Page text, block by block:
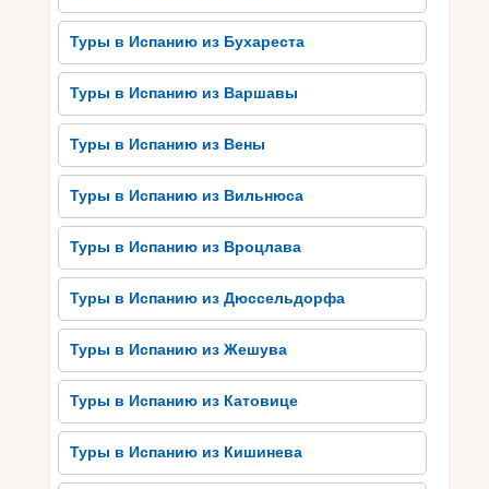
своей неповторимой красотой и оригинальными
формами. Другое место, которое следует
включить в маршрут, это Альказар в Севилье –
резиденция испанских королей с
великолепными садами и украшенной
керамикой. Культурное наследие Испании
также включает в себя национальную галерею
Прадо в Мадриде, сохранившуюся
средневековую архитектуру Толедо и многие
другие чудесные места. Отправляйтесь в
культурой и историческим богатством.
Традиционная кухня
Испании: вкусности, которые
стоит попробовать
Испания славится своей многослойной и
вкусной кухней, которая поразит любого
Туры в Испанию из Бухареста
Туры в Испанию из Варшавы
Туры в Испанию из Вены
Туры в Испанию из Вильнюса
Туры в Испанию из Вроцлава
Туры в Испанию из Дюссельдорфа
Туры в Испанию из Жешува
Туры в Испанию из Катовице
Туры в Испанию из Кишинева